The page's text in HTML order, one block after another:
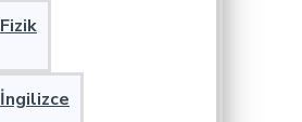
Fizik
İngilizce